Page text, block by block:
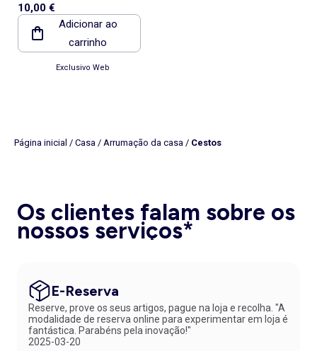
10,00 €
Adicionar ao
carrinho
Exclusivo Web
Página inicial / Casa / Arrumação da casa / Cestos
Os clientes falam sobre os
nossos serviços*
E-Reserva
Reserve, prove os seus artigos, pague na loja e recolha. "A
modalidade de reserva online para experimentar em loja é
fantástica. Parabéns pela inovação!"
2025-03-20